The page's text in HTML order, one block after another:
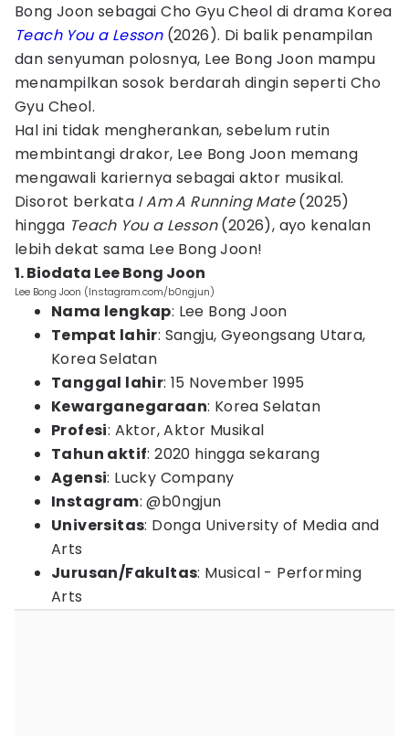
Bong Joon sebagai Cho Gyu Cheol di drama Korea
Teach You a Lesson (2026). Di balik penampilan
dan senyuman polosnya, Lee Bong Joon mampu
menampilkan sosok berdarah dingin seperti Cho
Gyu Cheol.
Hal ini tidak mengherankan, sebelum rutin
membintangi drakor, Lee Bong Joon memang
mengawali kariernya sebagai aktor musikal.
Disorot berkata I Am A Running Mate(2025)
hingga Teach You a Lesson(2026), ayo kenalan
lebih dekat sama Lee Bong Joon!
1. Biodata Lee Bong Joon
Lee Bong Joon (Instagram.com/b0ngjun)
Nama lengkap: Lee Bong Joon
Tempat lahir: Sangju, Gyeongsang Utara,
Korea Selatan
Tanggal lahir: 15 November 1995
Kewarganegaraan: Korea Selatan
Profesi: Aktor, Aktor Musikal
Tahun aktif: 2020 hingga sekarang
Agensi: Lucky Company
Instagram: @b0ngjun
Universitas: Donga University of Media and
Arts
Jurusan/Fakultas: Musical - Performing
Arts